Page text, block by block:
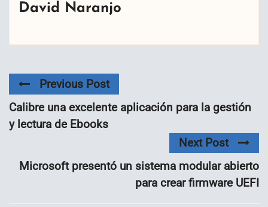
David Naranjo
Previous Post
Calibre una excelente aplicación para la gestión
y lectura de Ebooks
Next Post
Microsoft presentó un sistema modular abierto
para crear firmware UEFI